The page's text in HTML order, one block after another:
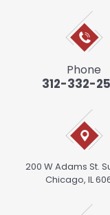
Phone
312-332-
200 W Adams St.
Chicago, IL